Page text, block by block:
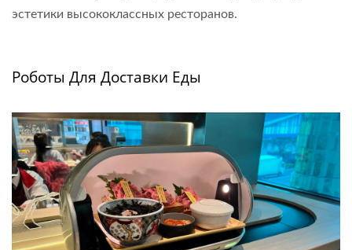
эстетики высококлассных ресторанов.
Роботы Для Доставки Еды